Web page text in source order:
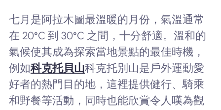
七月是阿拉木圖最溫暖的月份，氣溫通常
在 20°C 到 30°C 之間，十分舒適。溫和的
氣候使其成為探索當地景點的最佳時機，
例如科克托貝山科克托別山是戶外運動愛
好者的熱門目的地，這裡提供健行、騎乘
和野餐等活動，同時也能欣賞令人嘆為觀